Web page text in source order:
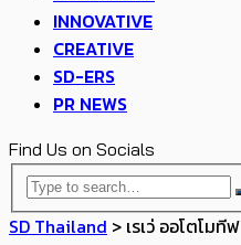
INNOVATIVE
CREATIVE
SD-ERS
PR NEWS
Find Us on Socials
SD Thailand > เรเว่ ออโตโมทีฟ